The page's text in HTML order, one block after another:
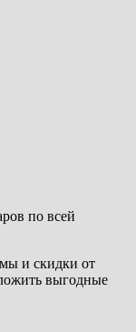
по всей
и скидки от
выгодные